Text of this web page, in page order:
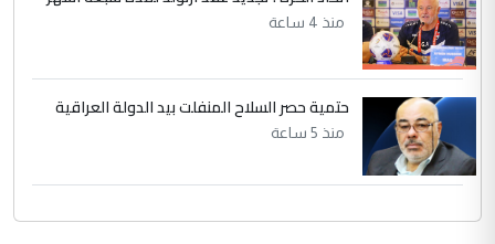
منذ 4 ساعة
حتمية حصر السلاح المنفلت بيد الدولة العراقية
منذ 5 ساعة